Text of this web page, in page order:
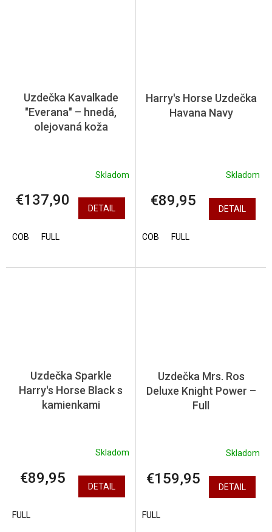
Uzdečka Kavalkade
"Everana" – hnedá,
olejovaná koža
Skladom
€137,90 DETAIL
COB FULL
Harry's Horse Uzdečka
Havana Navy
Skladom
€89,95 DETAIL
COB FULL
Uzdečka Sparkle
Harry's Horse Black s
kamienkami
Skladom
€89,95 DETAIL
FULL
Uzdečka Mrs. Ros
Deluxe Knight Power –
Full
Skladom
€159,95 DETAIL
FULL